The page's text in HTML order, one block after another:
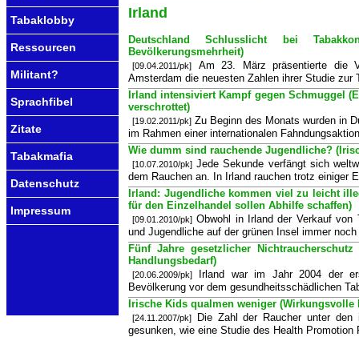
Tabaklobby
Ressourcen
Militant?
Sprachfibel
Zitate
Tabakmafia
Datenschutz
Impressum
Irland
Deutschland Schlusslicht bei
Bevölkerungsmehrheit)
[09.04.2011/pk]
Am 23. März präsentierte die
Amsterdam die neuesten Zahlen ihrer Studie
Irland intensiviert Kampf gegen Schmuggel
verschrottet)
[19.02.2011/pk] Zu Beginn des Monats wurden in
im Rahmen einer internationalen
Wie dumm sind rauchende Jugendliche?
[10.07.2010/pk] Jede Sekunde verfängt sich
dem Rauchen an. In Irland rauchen trotz einiger
Irland: Jugendliche kommen viel zu leicht
für den Einzelhandel sollen Abhilfe schaffen)
[09.01.2010/pk] Obwohl in Irland der Verkauf von
und Jugendliche auf der grünen Insel immer
Fünf Jahre gesetzlicher
Handlungsbedarf)
[20.06.2009/pk]
Irland war im Jahr 2004 der
Bevölkerung vor dem gesundheitsschädlichen
Irische Kids qualmen weniger
[24.11.2007/pk]
Die Zahl der Raucher unter
gesunken, wie eine Studie des Health